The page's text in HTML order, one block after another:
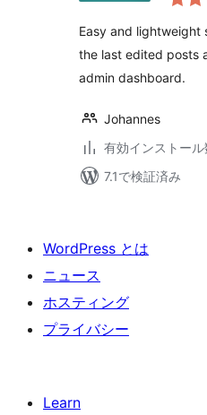
Easy and lightweight
the last edited posts
admin dashboard.
Johannes
有効インストー
7.1で検証済み
WordPress とは
ニュース
ホスティング
プライバシー
Learn